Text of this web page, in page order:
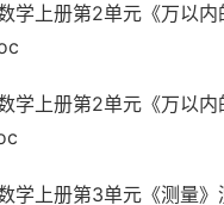
学上册第2单元《万以内
学上册第2单元《万以内
学上册第3单元《测量